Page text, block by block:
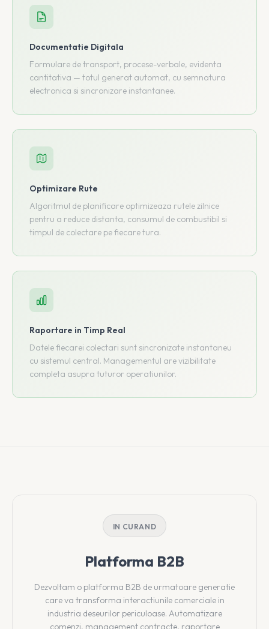
Documentatie Digitala
Formulare de transport, procese-verbale, evidenta
cantitativa — totul generat automat, cu semnatura
electronica si sincronizare instantanee.
Optimizare Rute
Algoritmul de planificare optimizeaza rutele zilnice
pentru a reduce distanta, consumul de combustibil si
timpul de colectare pe fiecare tura.
Raportare in Timp Real
Datele fiecarei colectari sunt sincronizate instantaneu
cu sistemul central. Managementul are vizibilitate
completa asupra tuturor operatiunilor.
IN CURAND
Platforma B2B
Dezvoltam o platforma B2B de urmatoare generatie
care va transforma interactiunile comerciale in
industria deseurilor periculoase. Automatizare
comenzi, management contracte, raportare